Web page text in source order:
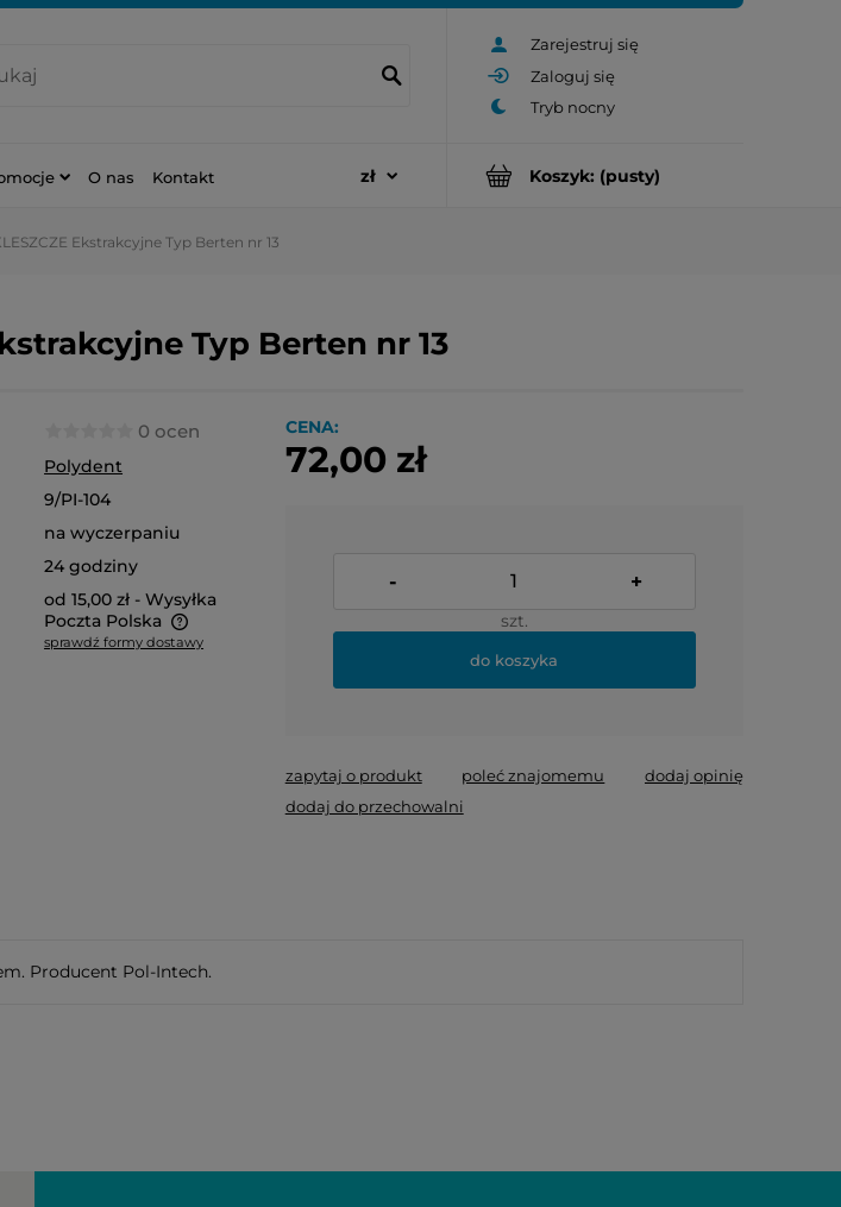
Zarejestruj się
Zaloguj się
Koszyk: (pusty)
O nas Kontakt
Ekstrakcyjne Typ Berten nr 13
Typ Berten nr 13
0 ocen
Polydent
9/PI-104
na wyczerpaniu
24 godziny
od 15,00 zł - Wysyłka
Poczta Polska
sprawdź formy dostawy
CENA:
72,00 zł
- +
szt.
do koszyka
zapytaj o produkt poleć znajomemu
dodaj opinię
dodaj do przechowalni
Producent Pol-Intech.